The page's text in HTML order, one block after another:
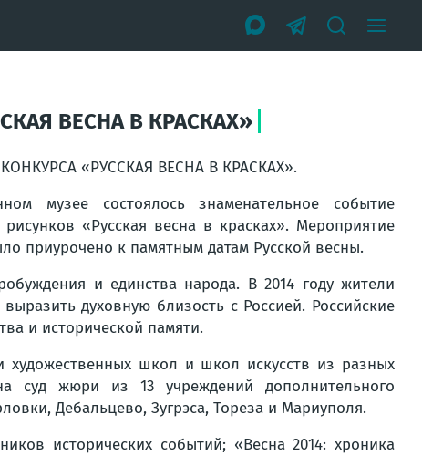
ВЕСНА В КРАСКАХ»
«РУССКАЯ ВЕСНА В КРАСКАХ».
музее состоялось знаменательное событие
«Русская весна в красках». Мероприятие
приурочено к памятным датам Русской весны.
и единства народа. В 2014 году жители
духовную близость с Россией. Российские
и исторической памяти.
художественных школ и школ искусств из разных
суд жюри из 13 учреждений дополнительного
Дебальцево, Зугрэса, Тореза и Мариуполя.
исторических событий; «Весна 2014: хроника